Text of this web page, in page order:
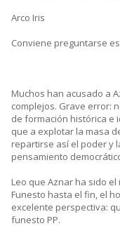
Arco Iris
Conviene preguntarse
Muchos han acusado a
complejos. Grave error:
de formación histórica e
que a explotar la masa
repartirse así el poder y
pensamiento
Leo que Aznar ha sido
Funesto hasta el fin, el
excelente perspectiva:
funesto PP.